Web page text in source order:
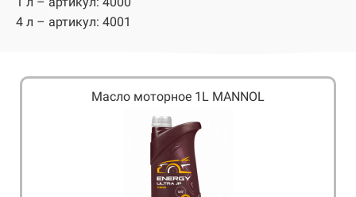
4 л – артикул: 4001
Масло моторное 1L MANNOL